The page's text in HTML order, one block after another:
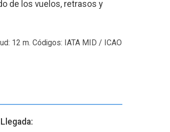
de los vuelos, retrasos y
12 m. Códigos: IATA MID / ICAO